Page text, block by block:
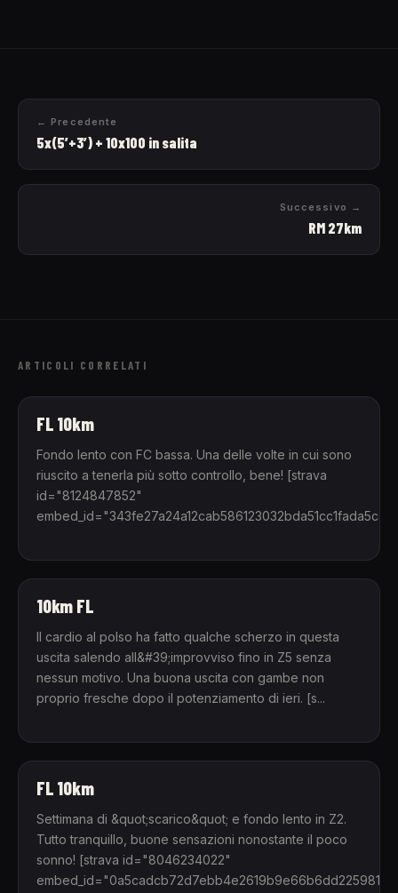
← Precedente
5x(5’+3’) + 10x100 in salita
Successivo →
RM 27km
ARTICOLI CORRELATI
FL 10km
Fondo lento con FC bassa. Una delle volte in cui sono
riuscito a tenerla più sotto controllo, bene! [strava
id="8124847852"
embed_id="343fe27a24a12cab586123032bda51cc1fada5c4"]
10km FL
Il cardio al polso ha fatto qualche scherzo in questa
uscita salendo all&#39;improvviso fino in Z5 senza
nessun motivo. Una buona uscita con gambe non
proprio fresche dopo il potenziamento di ieri. [s...
FL 10km
Settimana di &quot;scarico&quot; e fondo lento in Z2.
Tutto tranquillo, buone sensazioni nonostante il poco
sonno! [strava id="8046234022"